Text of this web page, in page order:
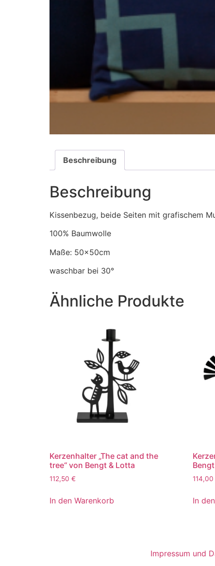
Beschreibung
Beschreibung
Kissenbezug, beide Seiten mit grafischem
100% Baumwolle
Maße: 50x50cm
waschbar bei 30°
Ähnliche Produkte
Kerzenhalter „The cat and the
tree“ von Bengt & Lotta
112,50 €
In den Warenkorb
114,00
In
Impressum und